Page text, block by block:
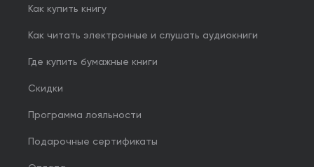
Как купить книгу
Как читать электронные и слушать аудиокниги
Где купить бумажные книги
Скидки
Программа лояльности
Подарочные сертификаты